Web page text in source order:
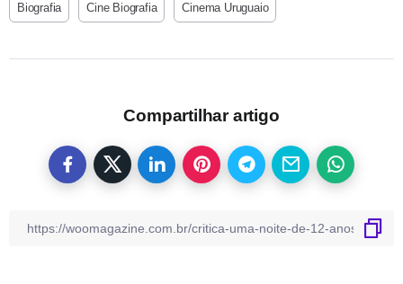
Biografia Cine Biografia Cinema Uruguaio
Compartilhar artigo